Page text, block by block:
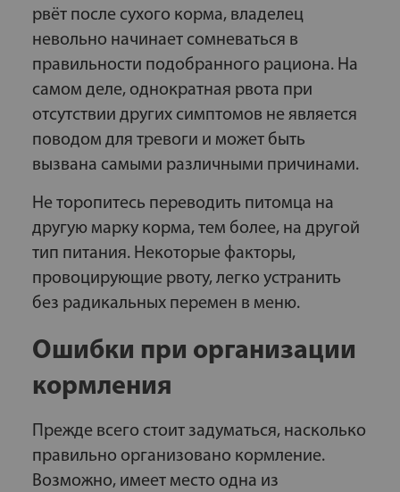
рвёт после сухого корма, владелец
невольно начинает сомневаться в
правильности подобранного рациона. На
самом деле, однократная рвота при
отсутствии других симптомов не является
поводом для тревоги и может быть
вызвана самыми различными причинами.
Не торопитесь переводить питомца на
другую марку корма, тем более, на другой
тип питания. Некоторые факторы,
провоцирующие рвоту, легко устранить
без радикальных перемен в меню.
Ошибки при организации
кормления
Прежде всего стоит задуматься, насколько
правильно организовано кормление.
Возможно, имеет место одна из